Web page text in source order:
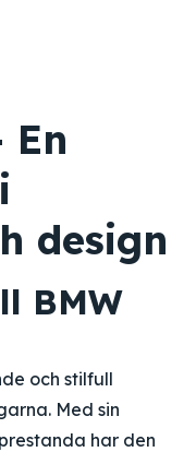
En
design
BMW
och stilfull
Med sin
har den